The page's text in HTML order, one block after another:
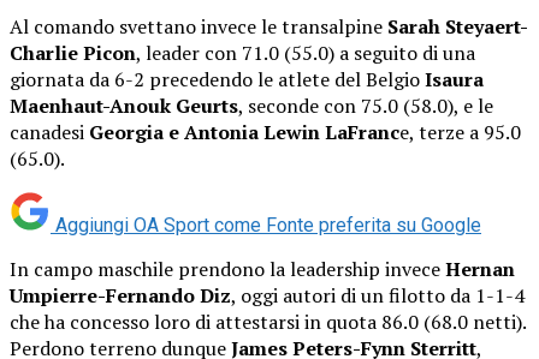
Al comando svettano invece le transalpine Sarah Steyaert-
Charlie Picon, leader con 71.0 (55.0) a seguito di una
giornata da 6-2 precedendo le atlete del BelgioIsaura
Maenhaut-Anouk Geurts, seconde con 75.0 (58.0), e le
canadesi Georgia e Antonia Lewin LaFrance, terze a 95.0
(65.0).
Aggiungi OA Sport come Fonte preferita su Google
In campo maschile prendono la leadership inveceHernan
Umpierre-Fernando Diz, oggi autori di un filotto da 1-1-4
che ha concesso loro di attestarsi in quota 86.0 (68.0 netti).
Perdono terreno dunqueJames Peters-Fynn Sterritt,